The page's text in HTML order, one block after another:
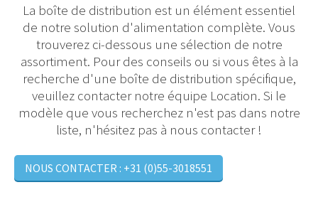
La boîte de distribution est un élément essentiel
de notre solution d'alimentation complète. Vous
trouverez ci-dessous une sélection de notre
assortiment. Pour des conseils ou si vous êtes à la
recherche d'une boîte de distribution spécifique,
veuillez contacter notre équipe Location. Si le
modèle que vous recherchez n'est pas dans notre
liste, n'hésitez pas à nous contacter !
NOUS CONTACTER : +31 (0)55-3018551